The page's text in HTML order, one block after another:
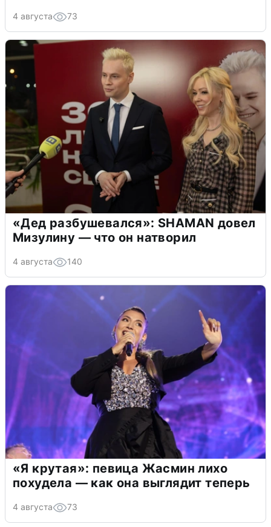
4 августа 73
«Дед разбушевался»: SHAMAN довел
Мизулину — что он натворил
4 августа 140
«Я крутая»: певица Жасмин лихо
похудела — как она выглядит теперь
4 августа 73